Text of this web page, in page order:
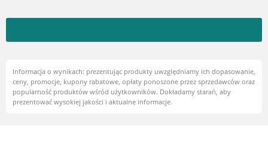
Informacja o wynikach: prezentując produkty uwzględniamy ich dopasowanie,
ceny, promocje, kupony rabatowe, opłaty ponoszone przez sprzedawców oraz
popularność produktów wśród użytkowników. Dokładamy starań, aby
prezentować wysokiej jakości i aktualne informacje.